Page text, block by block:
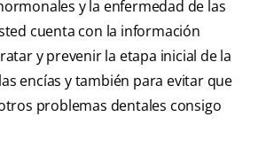
y la enfermedad de las
cuenta con la información
y prevenir la etapa inicial de la
encías y también para evitar que
problemas dentales consigo